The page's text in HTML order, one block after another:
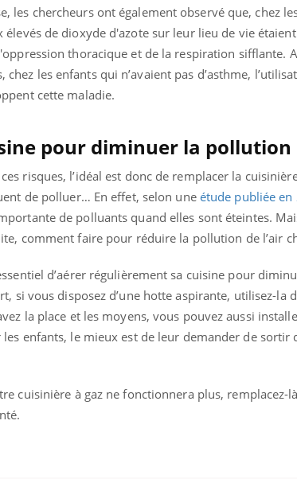
les chercheurs ont également observé que, chez
élevés de dioxyde d'azote sur leur lieu de vie
thoracique et de la respiration sifflante.
chez les enfants qui n’avaient pas d’asthme,
cette maladie.
pour diminuer la pollution
risques, l’idéal est donc de remplacer la
de polluer… En effet, selon uneétude publiée en
de polluants quand elles sont éteintes.
comment faire pour réduire la pollution de l’air
d’aérer régulièrement sa cuisine pour
si vous disposez d’une hotte aspirante, utilisez-la
la place et les moyens, vous pouvez aussi
enfants, le mieux est de leur demander de sortir
cuisinière à gaz ne fonctionnera plus, remplacez-
aborder...
Youtube
Carence en fer : comprendre pour
prévenirYoutube
Fatigue, irritabilité, brouillard mental ou
même alopécie… Les symptômes de la
carence en fer sont multiples ce qui la